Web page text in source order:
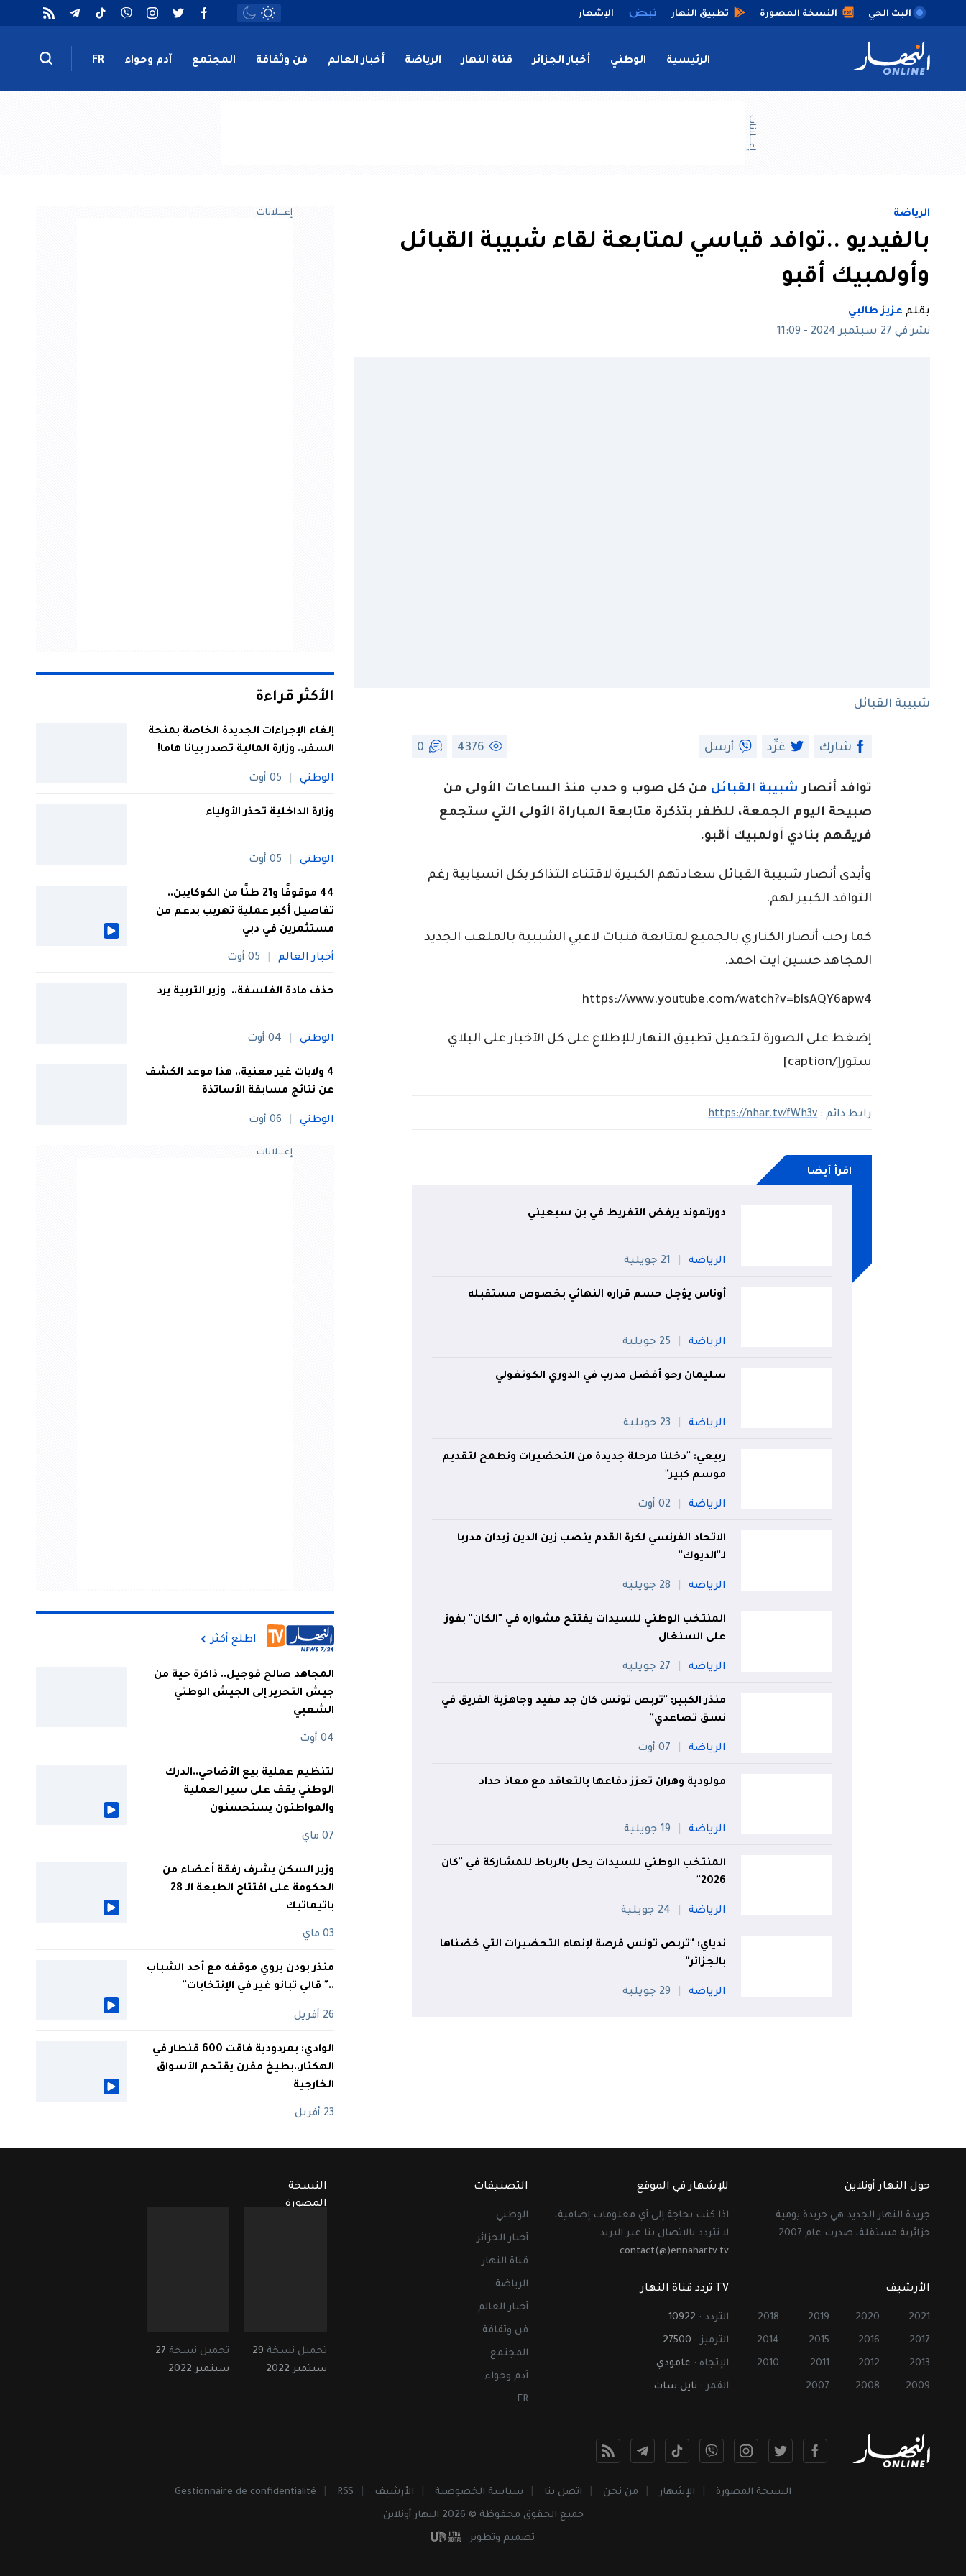
البث الحي النسخة المصورة تطبيق النهار الإشهار
الرئيسية الوطني أخبار الجزائر قناة النهار الرياضة أخبار العالم فن وثقافة المجتمع آدم وحواء FR
إعــــلانات
الرياضة
بالفيديو ..توافد قياسي لمتابعة لقاء شبيبة القبائل
وأولمبيك أقبو
بقلم عزيز طالبي
نشر في 27 سبتمبر 2024 - 11:09
شبيبة القبائل
شارك غرِّد أرسل 4376
0
توافد أنصارشبيبة القبائل من كل صوب و حدب منذ الساعات الأولى من
صبيحة اليوم الجمعة، للظفر بتذكرة متابعة المباراة الأولى التي ستجمع
فريقهم بنادي أولمبيك أقبو.
وأبدى أنصار شبيبة القبائل سعادتهم الكبيرة لاقتناء التذاكر بكل انسيابية رغم
التوافد الكبير لهم.
كما رحب أنصار الكناري بالجميع لمتابعة فنيات لاعبي الشببية بالملعب الجديد
المجاهد حسين ايت احمد.
https://www.youtube.com/watch?v=blsAQY6apw4
إضغط على الصورة لتحميل تطبيق النهار للإطلاع على كل الآخبار على البلاي
ستور[/caption]
رابط دائم :https://nhar.tv/fWh3v
اقرأ أيضا
دورتموند يرفض التفريط في بن سبعيني
الرياضة 21 جويلية
أوناس يؤجل حسم قراره النهائي بخصوص مستقبله
الرياضة 25 جويلية
سليمان رحو أفضل مدرب في الدوري الكونغولي
الرياضة 23 جويلية
ربيعي: "دخلنا مرحلة جديدة من التحضيرات ونطمح لتقديم
موسم كبير"
الرياضة 02 أوت
الاتحاد الفرنسي لكرة القدم ينصب زين الدين زيدان مدربا
لـ"الديوك"
الرياضة 28 جويلية
المنتخب الوطني للسيدات يفتتح مشواره في "الكان" بفوز
على السنغال
الرياضة 27 جويلية
منذر الكبير: "تربص تونس كان جد مفيد وجاهزية الفريق في
نسق تصاعدي"
الرياضة 07 أوت
مولودية وهران تعزز دفاعها بالتعاقد مع معاذ حداد
الرياضة 19 جويلية
المنتخب الوطني للسيدات يحل بالرباط للمشاركة في "كان
2026"
الرياضة 24 جويلية
ندياي: "تربص تونس فرصة لإنهاء التحضيرات التي خضناها
بالجزائر"
الرياضة 29 جويلية
إعــــلانات
الأكثر قراءة
إلغاء الإجراءات الجديدة الخاصة بمنحة
السفر.. وزارة المالية تصدر بيانا هاما!
الوطني 05 أوت
وزارة الداخلية تحذر الأولياء
الوطني 05 أوت
44 موقوفًا و21 طنًا من الكوكايين..
تفاصيل أكبر عملية تهريب بدعم من
مستثمرين في دبي
أخبار العالم 05 أوت
حذف مادة الفلسفة.. وزير التربية يرد
الوطني 04 أوت
4 ولايات غير معنية.. هذا موعد الكشف
عن نتائج مسابقة الأساتذة
الوطني 06 أوت
إعــــلانات
اطلع أكثر
المجاهد صالح قوجيل.. ذاكرة حية من
جيش التحرير إلى الجيش الوطني
الشعبي
04 أوت
لتنظيم عملية بيع الأضاحي..الدرك
الوطني يقف على سير العملية
والمواطنون يستحسنون
07 ماي
وزير السكن يشرف رفقة أعضاء من
الحكومة على افتتاح الطبعة الـ 28
باتيماتيك
03 ماي
منذر بودن يروي موقفه مع أحد الشباب
.." قالي تبانو غير في الإنتخابات"
26 أفريل
الوادي: بمردودية فاقت 600 قنطار في
الهكتار..بطيخ مقرن يقتحم الأسواق
الخارجية
23 أفريل
حول النهار أونلاين
جريدة النهار الجديد هي جريدة يومية
جزائرية مستقلة، صدرت عام 2007.
للإشهار في الموقع
اذا كنت بحاجة إلى أي معلومات إضافية،
لا تتردد بالاتصال بنا عبر البريد
contact(@)ennahartv.tv
الأرشيف
2021
2020
2019
2018
2017
2016
2015
2014
2013
2012
2011
2010
2009
2008
2007
TV تردد قناة النهار
التردد : 10922
الترميز : 27500
الإتجاه : عامودي
القمر : نايل سات
التصنيفات
الوطني
أخبار الجزائر
قناة النهار
الرياضة
أخبار العالم
فن وثقافة
المجتمع
آدم وحواء
FR
النسخة
المصورة
تحميل نسخة 29
سبتمبر 2022
تحميل نسخة 27
سبتمبر 2022
النسخة المصورة الإشهار من نحن اتصل بنا سياسة الخصوصية الأرشيف RSS
Gestionnaire de confidentialité
جميع الحقوق محفوظة © 2026 النهار أونلاين
تصميم وتطوير